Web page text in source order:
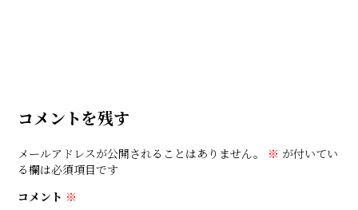
コメントを残す
メールアドレスが公開されることはありません。 ※ が付いてい
る欄は必須項目です
コメント ※